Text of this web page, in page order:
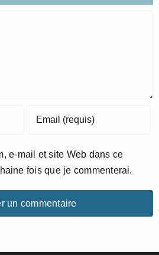
e-mail et site Web dans ce
fois que je commenterai.